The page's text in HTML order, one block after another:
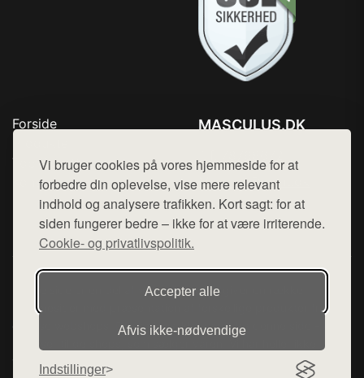
Vi bruger cookies på vores hjemmeside for at
forbedre din oplevelse, vise mere relevant
indhold og analysere trafikken. Kort sagt: for at
siden fungerer bedre – ikke for at være irriterende.
Cookie- og privatlivspolitik.
Accepter alle
Afvis ikke‑nødvendige
Indstillinger
Forside
Top Rabatter
Kontakt
MASCULUS.DK
Mail: hej@want.dk
Cookie- og privatlivspolitik
Denne side er en del af want.dk, der udgiver en række
hjemmesider med præsentation af forskellige produkter fra
diverse webshops. Der sælges ikke varer fra denne side - vi
henviser til de shops, som sælger varen. Vi har heller ikke
varerne på lager.